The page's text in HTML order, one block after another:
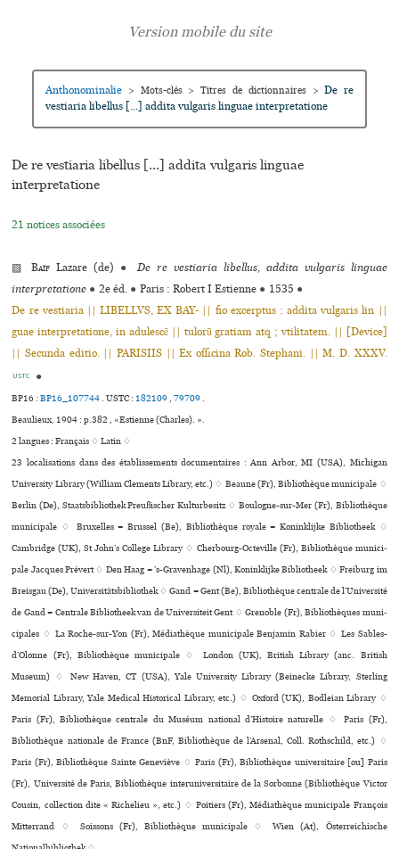
Anthonominalie > Mots-clés > Titres de dictionnaires > De re
vestiaria libellus [...] addita vulgaris linguae interpretatione
De re vestiaria libellus [...] addita vulgaris linguae
interpretatione
21 notices associées
▨Baïf Lazare (de) ●
De re vestiaria libellus, addita vulgaris linguae
interpretatione ● 2e éd. ● Paris : Robert I Estienne ● 1535 ●
De re vestiaria || LIBELLVS, EX BAY- || fio excerptus : addita vulgaris lin ||
guae interpretatione, in adulescẽ || tulorũ gratiam atq ; vtilitatem. || [Device]
|| Secunda editio. || PARISIIS || Ex officina Rob. Stephani. || M. D. XXXV.
USTC ●
BP16 :BP16_107744.USTC : 182109,79709.
Beaulieux, 1904 : p.382 , «Estienne (Charles). ».
2 langues :Français ♢Latin ♢
23 localisations dans des établissements documentaires : Ann Arbor, MI (USA), Michigan
University Library (William Clements Library, etc.) ♢ Beaune (Fr), Bibliothèque muni­ci­pale ♢
Berlin (De), Staatsbibliothek Preußischer Kulturbesitz ♢ Boulogne-sur-Mer (Fr), Bibliothèque
muni­ci­pale ♢ Bruxelles = Brussel (Be), Bibliothèque royale = Koninklijke Bibliotheek ♢
Cambridge (UK), St John’s College Library ♢ Cherbourg-Octeville (Fr), Bibliothèque muni­ci­
pale Jacques Prévert ♢ Den Haag = ’s-Gravenhage (Nl), Koninklijke Bibliotheek ♢ Freiburg im
Breisgau (De), Universitätsbibliothek ♢ Gand = Gent (Be), Bibliothèque centrale de l’Université
de Gand = Centrale Bibliotheek van de Universiteit Gent ♢ Grenoble (Fr), Bibliothèques muni­
ci­pa­les ♢ La Roche-sur-Yon (Fr), Médiathèque muni­ci­pale Benjamin Rabier ♢ Les Sables-
d’Olonne (Fr), Bibliothèque muni­ci­pale ♢ London (UK), British Library (anc. British
Museum) ♢ New Haven, CT (USA), Yale University Library (Beinecke Library, Sterling
Memorial Library, Yale Medical Historical Library, etc.) ♢ Oxford (UK), Bodleian Library ♢
Paris (Fr), Bibliothèque cen­trale du Muséum natio­nal d’Histoire natu­relle ♢ Paris (Fr),
Bibliothèque nationale de France (BnF, Bibliothèque de l’Arsenal, Coll. Rothschild, etc.) ♢
Paris (Fr), Bibliothèque Sainte Geneviève ♢ Paris (Fr), Bibliothèque uni­ver­si­taire [ou] Paris
(Fr), Université de Paris, Bibliothèque inte­ru­ni­ver­si­taire de la Sorbonne (Bibliothèque Victor
Cousin, collection dite « Richelieu », etc.) ♢ Poitiers (Fr), Médiathèque muni­ci­pale François
Mitterrand ♢ Soissons (Fr), Bibliothèque muni­ci­pale ♢ Wien (At), Österreichische